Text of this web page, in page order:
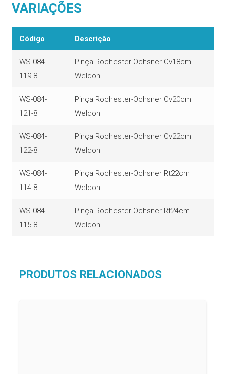
VARIAÇÕES
Código Descrição
WS-084-
119-8
Pinça Rochester-Ochsner Cv18cm
Weldon
WS-084-
121-8
Pinça Rochester-Ochsner Cv20cm
Weldon
WS-084-
122-8
Pinça Rochester-Ochsner Cv22cm
Weldon
WS-084-
114-8
Pinça Rochester-Ochsner Rt22cm
Weldon
WS-084-
115-8
Pinça Rochester-Ochsner Rt24cm
Weldon
PRODUTOS RELACIONADOS